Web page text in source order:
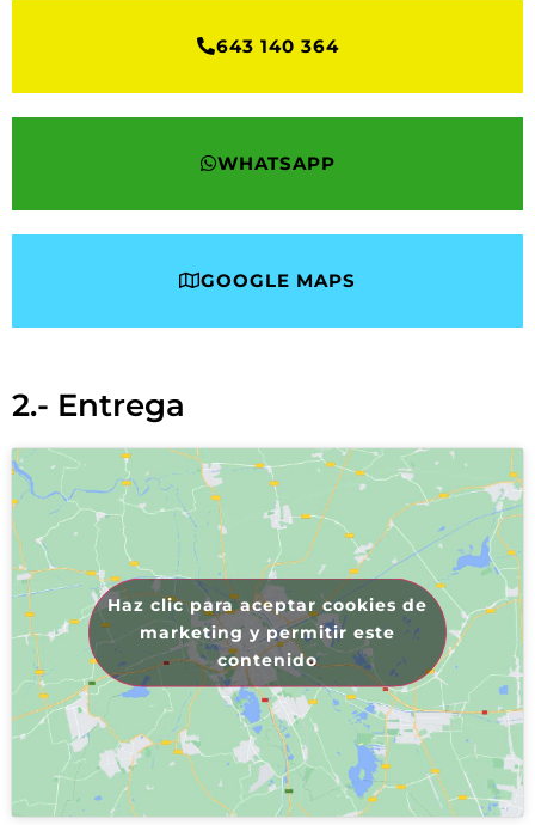
643 140 364
WHATSAPP
GOOGLE MAPS
2.- Entrega
Haz clic para aceptar cookies de
marketing y permitir este
contenido